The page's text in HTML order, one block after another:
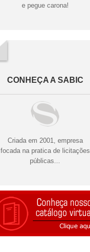
e pegue carona!
CONHEÇA A SABIC
Criada em 2001, empresa
focada na pratica de licitações
públicas...